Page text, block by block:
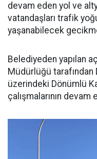
devam eden yol ve
vatandaşları trafik
yaşanabilecek
Belediyeden yapılan
Müdürlüğü tarafından
üzerindeki Dönümlü
çalışmalarının